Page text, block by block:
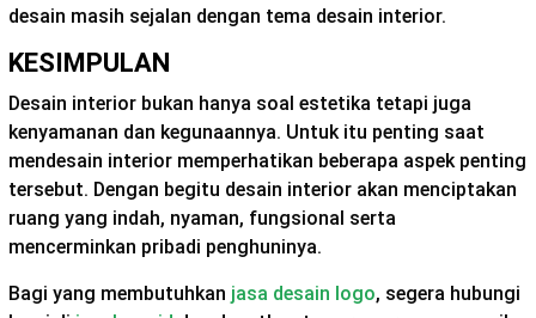
desain masih sejalan dengan tema desain interior.
KESIMPULAN
Desain interior bukan hanya soal estetika tetapi juga
kenyamanan dan kegunaannya. Untuk itu penting saat
mendesain interior memperhatikan beberapa aspek penting
tersebut. Dengan begitu desain interior akan menciptakan
ruang yang indah, nyaman, fungsional serta
mencerminkan pribadi penghuninya.
Bagi yang membutuhkan jasa desain logo, segera hubungi